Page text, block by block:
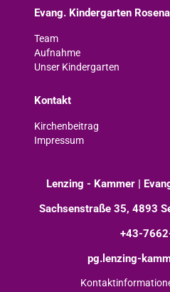
Evang. Kindergarten
Team
Aufnahme
Unser Kindergarten
Kontakt
Kirchenbeitrag
Impressum
Lenzing - Kammer |
Sachsenstraße 35, 4893
+43-
pg.lenzing-